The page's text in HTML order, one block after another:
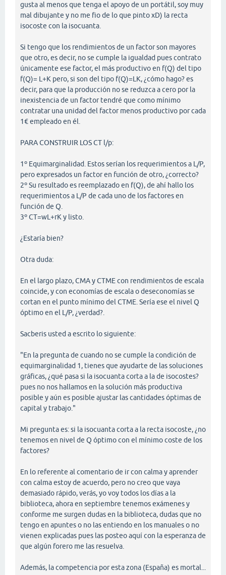
gusta al menos que tenga el apoyo de un portátil, soy muy
mal dibujante y no me fio de lo que pinto xD) la recta
isocoste con la isocuanta.
Si tengo que los rendimientos de un factor son mayores
que otro, es decir, no se cumple la igualdad pues contrato
únicamente ese factor, el más productivo en f(Q) del tipo
f(Q)= L+K pero, si son del tipo f(Q)=LK, ¿cómo hago? es
decir, para que la producción no se reduzca a cero por la
inexistencia de un factor tendré que como mínimo
contratar una unidad del factor menos productivo por cada
1€ empleado en él.
PARA CONSTRUIR LOS CT l/p:
1º Equimarginalidad. Estos serían los requerimientos a L/P,
pero expresados un factor en función de otro, ¿correcto?
2º Su resultado es reemplazado en f(Q), de ahí hallo los
requerimientos a L/P de cada uno de los factores en
función de Q.
3º CT=wL+rK y listo.
¿Estaría bien?
Otra duda:
En el largo plazo, CMA y CTME con rendimientos de escala
coincide, y con economías de escala o deseconomías se
cortan en el punto mínimo del CTME. Sería ese el nivel Q
óptimo en el L/P, ¿verdad?.
Sacberis usted a escrito lo siguiente:
"En la pregunta de cuando no se cumple la condición de
equimarginalidad 1, tienes que ayudarte de las soluciones
gráficas, ¿qué pasa si la isocuanta corta a la de isocostes?
pues no nos hallamos en la solución más productiva
posible y aún es posible ajustar las cantidades óptimas de
capital y trabajo."
Mi pregunta es: si la isocuanta corta a la recta isocoste, ¿no
tenemos en nivel de Q óptimo con el mínimo coste de los
factores?
En lo referente al comentario de ir con calma y aprender
con calma estoy de acuerdo, pero no creo que vaya
demasiado rápido, verás, yo voy todos los días a la
biblioteca, ahora en septiembre tenemos exámenes y
conforme me surgen dudas en la biblioteca, dudas que no
tengo en apuntes o no las entiendo en los manuales o no
vienen explicadas pues las posteo aquí con la esperanza de
que algún forero me las resuelva.
Además, la competencia por esta zona (España) es mortal...